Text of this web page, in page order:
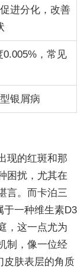
进分化，改善
，常见
银屑病
现的红斑和那
困扰，尤其在
言。而卡泊三
于一种维生素D3
，这一点尤为
制，像一位经
皮肤表层的角质